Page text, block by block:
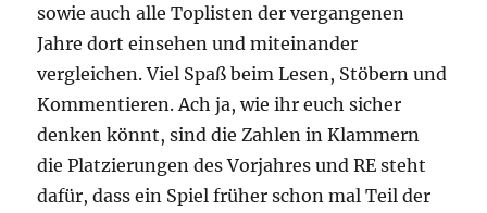
sowie auch alle Toplisten der vergangenen
Jahre dort einsehen und miteinander
vergleichen. Viel Spaß beim Lesen, Stöbern und
Kommentieren. Ach ja, wie ihr euch sicher
denken könnt, sind die Zahlen in Klammern
die Platzierungen des Vorjahres und RE steht
dafür, dass ein Spiel früher schon mal Teil der